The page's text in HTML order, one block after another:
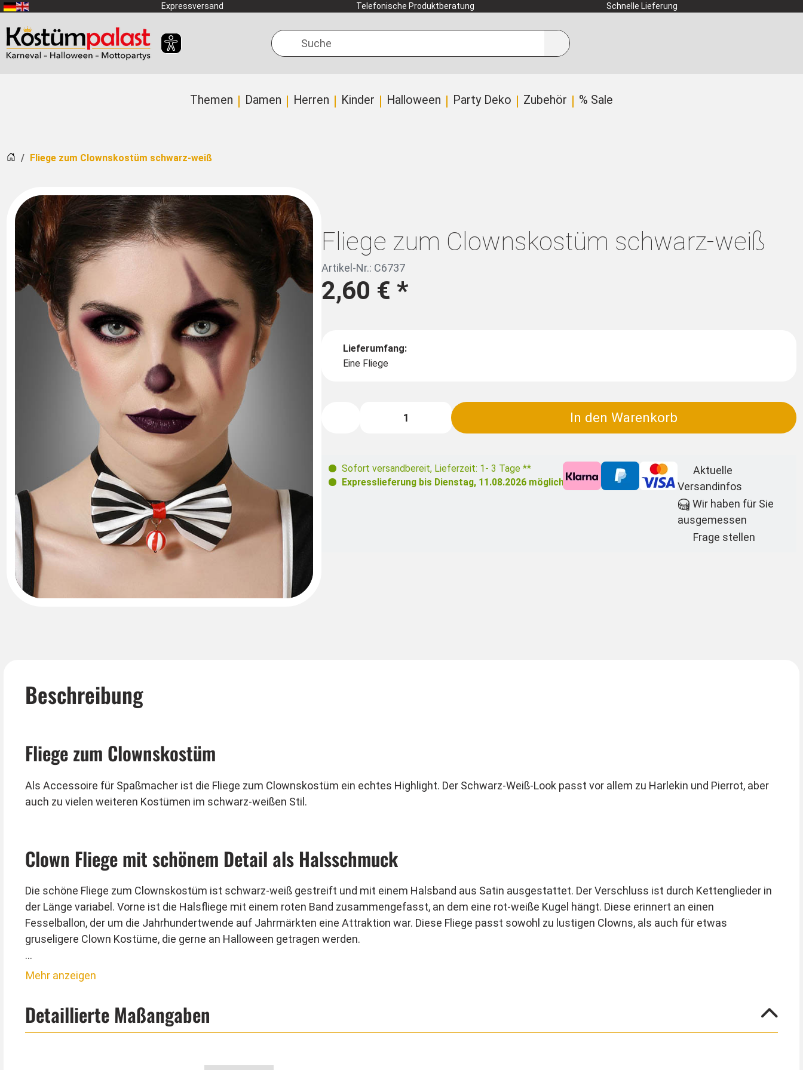
Zum Hauptinhalt springen Expressversand Telefonische Produktberatung Schnelle Lieferung
Suche
Themen Damen Herren Kinder Halloween Party Deko Zubehör % Sale
Startseite
Fliege zum Clownskostüm schwarz-weiß
Fliege zum Clownskostüm schwarz-weiß
Artikel-Nr.: C6737
2,60 €*
Lieferumfang:
Eine Fliege
In den Warenkorb
Sofort versandbereit, Lieferzeit: 1- 3 Tage **
Expresslieferung bis Dienstag, 11.08.2026 möglich
Aktuelle
Versandinfos
Wir haben für Sie
ausgemessen
Frage stellen
Beschreibung
Fliege zum Clownskostüm
Als Accessoire für Spaßmacher ist die Fliege zum Clownskostüm ein echtes Highlight. Der Schwarz-Weiß-Look passt vor allem zu Harlekin und Pierrot, aber
auch zu vielen weiteren Kostümen im schwarz-weißen Stil.
Clown Fliege mit schönem Detail als Halsschmuck
Die schöne Fliege zum Clownskostüm ist schwarz-weiß gestreift und mit einem Halsband aus Satin ausgestattet. Der Verschluss ist durch Kettenglieder in
der Länge variabel. Vorne ist die Halsfliege mit einem roten Band zusammengefasst, an dem eine rot-weiße Kugel hängt. Diese erinnert an einen
Fesselballon, der um die Jahrhundertwende auf Jahrmärkten eine Attraktion war. Diese Fliege passt sowohl zu lustigen Clowns, als auch für etwas
gruseligere Clown Kostüme, die gerne an Halloween getragen werden.
Kostümtipp von Kostümpalast:
Schwämmchen.
Mehr anzeigen
Detaillierte Maßangaben